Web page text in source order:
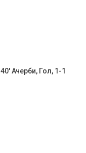
40' Ачерби, Гол, 1-1